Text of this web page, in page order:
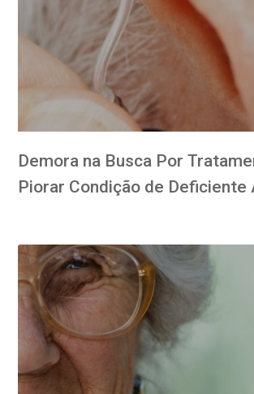
Demora na Busca Por
Piorar Condição de Deficiente